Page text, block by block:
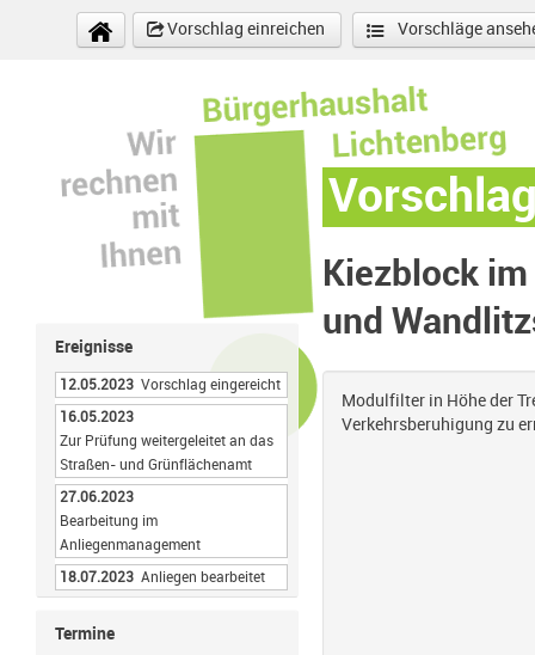
Direkt zum Inhalt
Vorschlag einreichen
Vorschläge
Ereignisse
12.05.2023 Vorschlag eingereicht
16.05.2023
Zur Prüfung weitergeleitet an das
Straßen- und Grünflächenamt
27.06.2023
Bearbeitung im
Anliegenmanagement
18.07.2023 Anliegen bearbeitet
Termine
Kiezblock
und
Modulfilter in Höhe der
Verkehrsberuhigung zu